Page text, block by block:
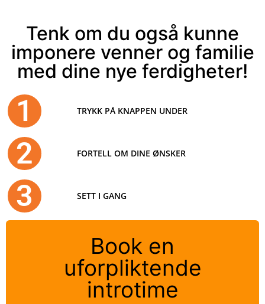
Tenk om du også kunne
imponere venner og familie
med dine nye ferdigheter!
1 TRYKK PÅ KNAPPEN UNDER
2 FORTELL OM DINE ØNSKER
3 SETT I GANG
Book en
uforpliktende
introtime